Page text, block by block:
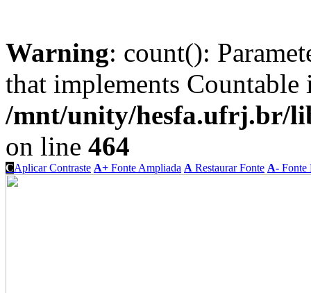
Warning: count():
that implements Countable
/mnt/unity/hesfa.ufrj.br/
on line 464
CAplicar Contraste A+ Fonte Ampliada A Restaurar Fonte A- Fonte